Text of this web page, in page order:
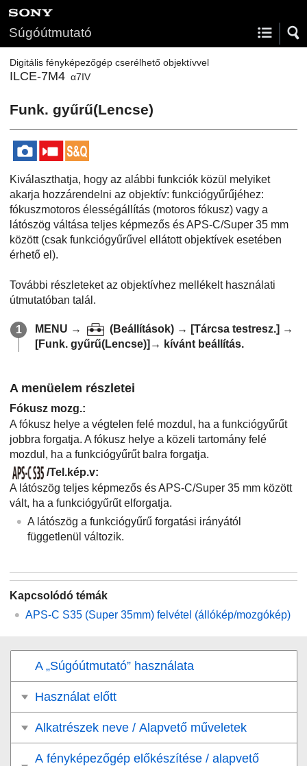
Súgóútmutató
Digitális fényképezőgép cserélhető objektívvel
ILCE-7M4 α7IV
Funk. gyűrű(Lencse)
Kiválaszthatja, hogy az alábbi funkciók közül melyiket
akarja hozzárendelni az objektív: funkciógyűrűjéhez:
fókuszmotoros élességállítás (motoros fókusz) vagy a
látószög váltása teljes képmezős és APS-C/Super 35 mm
között (csak funkciógyűrűvel ellátott objektívek esetében
érhető el).
További részleteket az objektívhez mellékelt használati
útmutatóban talál.
MENU → (Beállítások) → [Tárcsa testresz.] →
[Funk. gyűrű(Lencse)] → kívánt beállítás.
A menüelem részletei
Fókusz mozg.:
A fókusz helye a végtelen felé mozdul, ha a funkciógyűrűt
jobbra forgatja. A fókusz helye a közeli tartomány felé
mozdul, ha a funkciógyűrűt balra forgatja.
/Tel.kép.v:
A látószög teljes képmezős és APS-C/Super 35 mm között
vált, ha a funkciógyűrűt elforgatja.
A látószög a funkciógyűrű forgatási irányától
függetlenül változik.
Kapcsolódó témák
APS-C S35 (Super 35mm) felvétel (állókép/mozgókép)
A „Súgóútmutató” használata
Használat előtt
Alkatrészek neve / Alapvető műveletek
A fényképezőgép előkészítése / alapvető